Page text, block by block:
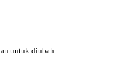
untuk diubah.